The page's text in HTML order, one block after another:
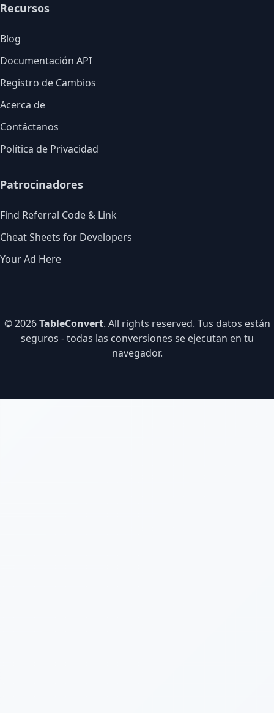
Recursos
Blog
Documentación API
Registro de Cambios
Acerca de
Contáctanos
Política de Privacidad
Patrocinadores
Find Referral Code & Link
Cheat Sheets for Developers
Your Ad Here
© 2026TableConvert. All rights reserved. Tus datos están
seguros - todas las conversiones se ejecutan en tu
navegador.